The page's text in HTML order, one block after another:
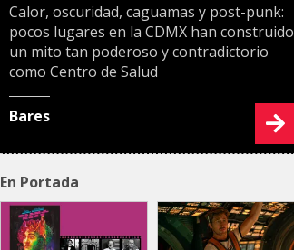
Calor, oscuridad, caguamas y post-punk:
pocos lugares en la CDMX han construido
un mito tan poderoso y contradictorio
como Centro de Salud
Bares
En Portada